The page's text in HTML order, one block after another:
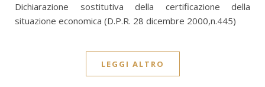
Dichiarazione sostitutiva della certificazione della
situazione economica (D.P.R. 28 dicembre 2000,n.445)
LEGGI ALTRO